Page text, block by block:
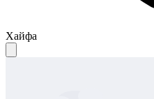
Хайфа